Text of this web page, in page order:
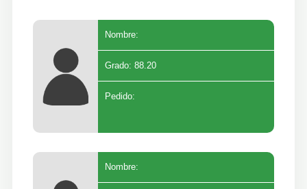
Nombre:
Grado: 88.20
Pedido:
Nombre: